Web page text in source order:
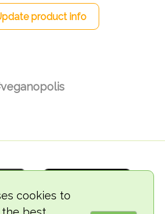
cookies to
product info